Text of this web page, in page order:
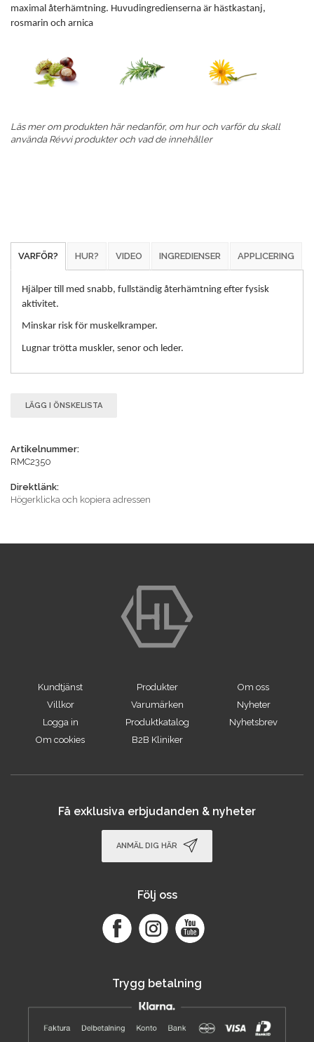
maximal återhämtning. Huvudingredienserna är hästkastanj,
rosmarin och arnica
Läs mer om produkten här nedanför, om hur och varför du skall
använda Révvi produkter och vad de innehåller
VARFÖR? HUR? VIDEO INGREDIENSER APPLICERING
Hjälper till med snabb, fullständig återhämtning efter fysisk
aktivitet.
Minskar risk för muskelkramper.
Lugnar trötta muskler, senor och leder.
LÄGG I ÖNSKELISTA
Artikelnummer:
RMC2350
Direktlänk:
Högerklicka och kopiera adressen
Kundtjänst
Villkor
Logga in
Om cookies
Produkter
Varumärken
Produktkatalog
B2B Kliniker
Om oss
Nyheter
Nyhetsbrev
Få exklusiva erbjudanden & nyheter
ANMÄL DIG HÄR
Följ oss
Trygg betalning